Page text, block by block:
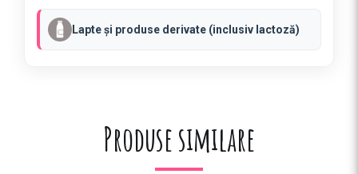
Lapte și produse derivate (inclusiv lactoză)
Produse similare